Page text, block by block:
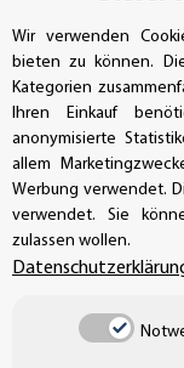
UNSER
Wir verwenden
bieten zu können.
Kategorien
Ihren Einkauf
anonymisierte
allem
Werbung verwendet.
verwendet. Sie
zulassen wollen.